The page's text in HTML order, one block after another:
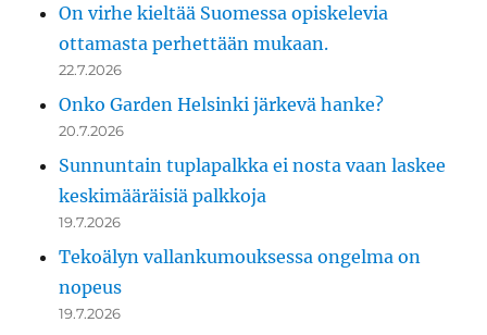
On virhe kieltää Suomessa opiskelevia
ottamasta perhettään mukaan.
22.7.2026
Onko Garden Helsinki järkevä hanke?
20.7.2026
Sunnuntain tuplapalkka ei nosta vaan laskee
keskimääräisiä palkkoja
19.7.2026
Tekoälyn vallankumouksessa ongelma on
nopeus
19.7.2026